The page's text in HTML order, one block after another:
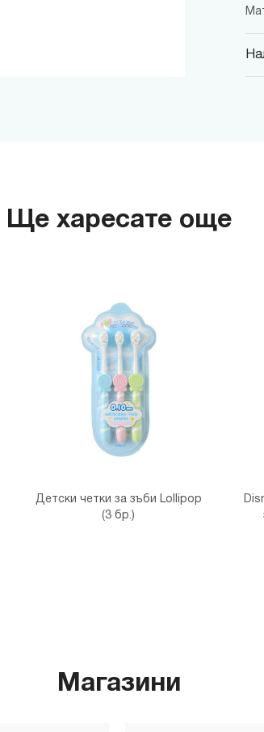
Ще харесате още
Детски четки за зъби Lollipop
(3 бр.)
Магазини